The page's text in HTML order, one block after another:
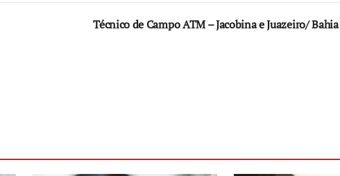
Técnico de Campo ATM – Jacobina e Juazeiro/ Bahia